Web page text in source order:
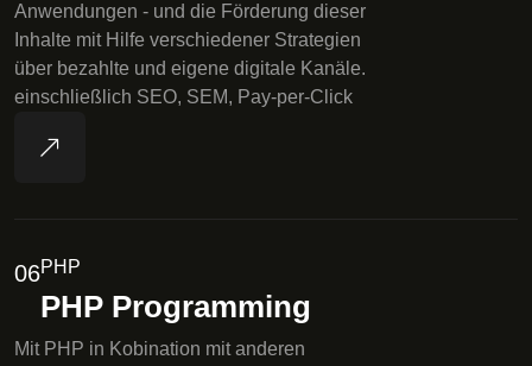
Anwendungen - und die Förderung dieser
Inhalte mit Hilfe verschiedener Strategien
über bezahlte und eigene digitale Kanäle.
einschließlich SEO, SEM, Pay-per-Click
06PHP
PHP Programming
Mit PHP in Kobination mit anderen